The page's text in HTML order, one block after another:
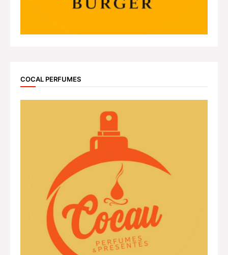
COCAL PERFUMES